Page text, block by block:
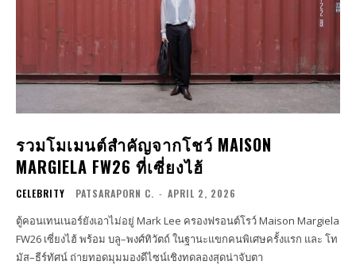
รวมโมเมนต์สำคัญจากโชว์ MAISON
MARGIELA FW26 ที่เซี่ยงไฮ้
CELEBRITY PATSARAPORN C. - APRIL 2, 2026
ตู้คอนเทนเนอร์ยังเอาไม่อยู่ Mark Lee ครองฟรอนต์โรว์ Maison Margiela
FW26 เซี่ยงไฮ้ พร้อม บลู–พงศ์ทิวัตถ์ ในฐานะแขกคนพิเศษครั้งแรก และ โท
มัส–ธีร์ทัศน์ ถ่ายทอดมุมมองดีไซน์เชิงทดลองสุดน่าจับตา